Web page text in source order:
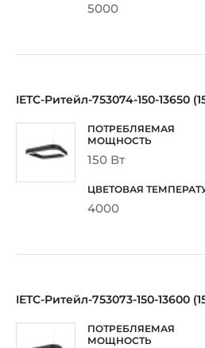
5000
IETC-Ритейл-753074-150-13650
150 Вт
4000
IETC-Ритейл-753073-150-13600